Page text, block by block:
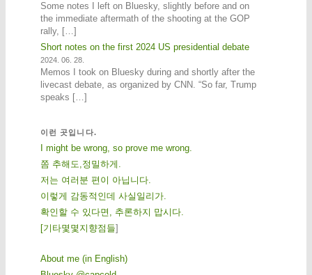
Some notes I left on Bluesky, slightly before and on
the immediate aftermath of the shooting at the GOP
rally, […]
Short notes on the first 2024 US presidential debate
2024. 06. 28.
Memos I took on Bluesky during and shortly after the
livecast debate, as organized by CNN. “So far, Trump
speaks […]
이런 곳입니다.
I might be wrong, so prove me wrong.
쫌 추해도,정밀하게.
저는 여러분 편이 아닙니다.
이렇게 감동적인데 사실일리가.
확인할 수 있다면, 추론하지 맙시다.
[기 타몇 몇 지 향점 들]
About me (in English)